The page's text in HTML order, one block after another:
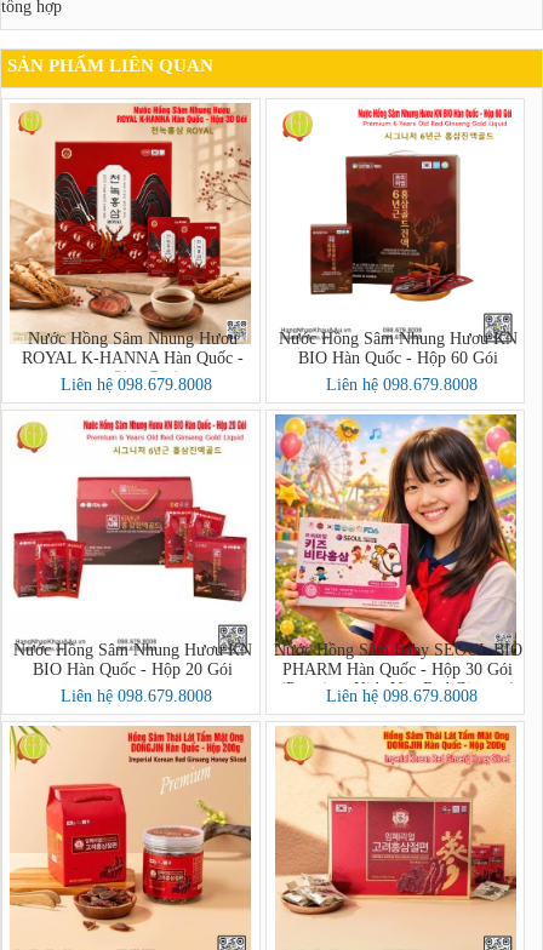
tổng hợp
SẢN PHẨM LIÊN QUAN
Nước Hồng Sâm Nhung Hươu
ROYAL K-HANNA Hàn Quốc -
Hộp 30 Gói (천녹홍삼 ROYAL)
Liên hệ 098.679.8008
Nước Hồng Sâm Nhung Hươu KN
BIO Hàn Quốc - Hộp 60 Gói
Liên hệ 098.679.8008
Nước Hồng Sâm Nhung Hươu KN
BIO Hàn Quốc - Hộp 20 Gói
Liên hệ 098.679.8008
Nước Hồng Sâm Baby SEOUL BIO
PHARM Hàn Quốc - Hộp 30 Gói
(Premium Kids Vita Red Ginseng)
Liên hệ 098.679.8008